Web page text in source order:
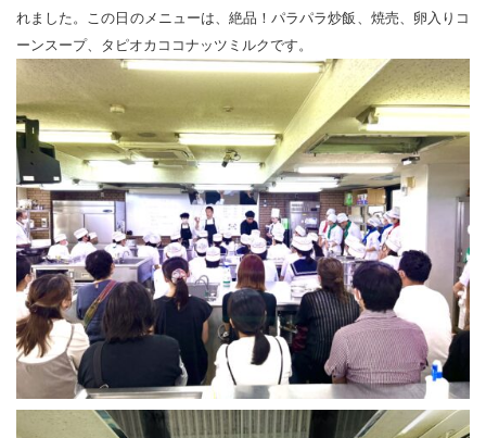
れました。この日のメニューは、絶品！パラパラ炒飯、焼売、卵入りコ
ーンスープ、タピオカココナッツミルクです。